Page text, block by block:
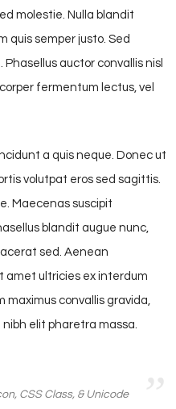
molestie. Nulla blandit
quis semper justo. Sed
auctor convallis nisl
fermentum lectus, vel
a quis neque. Donec ut
volutpat eros sed sagittis.
Maecenas suscipit
blandit augue nunc,
sed. Aenean
amet ultricies ex interdum
maximus convallis gravida,
nibh elit pharetra massa.
CSS Class, & Unicode